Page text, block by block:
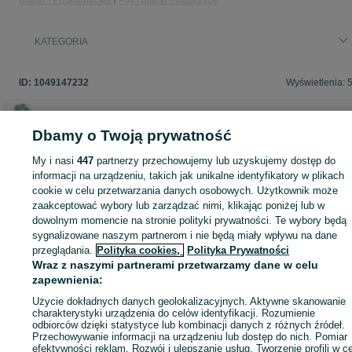
KATEGORIA
ID: 1049147232 Wyświetlenia:
Zaloguj się lub załóż konto na OLX, aby skontaktować się z
sprzedającym
Zaloguj się / Załóż konto
Kup
Dbamy o Twoją prywatność
My i nasi447 partnerzy przechowujemy lub uzyskujemy dostęp do
informacji na urządzeniu, takich jak unikalne identyfikatory w plikach
cookie w celu przetwarzania danych osobowych. Użytkownik może
zaakceptować wybory lub zarządzać nimi, klikając poniżej lub w
dowolnym momencie na stronie polityki prywatności. Te wybory będą
sygnalizowane naszym partnerom i nie będą miały wpływu na dane
przeglądania. Polityka cookies, Polityka Prywatności
Wraz z naszymi partnerami przetwarzamy dane w celu
zapewnienia:
Użycie dokładnych danych geolokalizacyjnych. Aktywne skanowanie
charakterystyki urządzenia do celów identyfikacji. Rozumienie
odbiorców dzięki statystyce lub kombinacji danych z różnych źródeł.
Przechowywanie informacji na urządzeniu lub dostęp do nich. Pomiar
efektywności reklam. Rozwój i ulepszanie usług. Tworzenie profili w